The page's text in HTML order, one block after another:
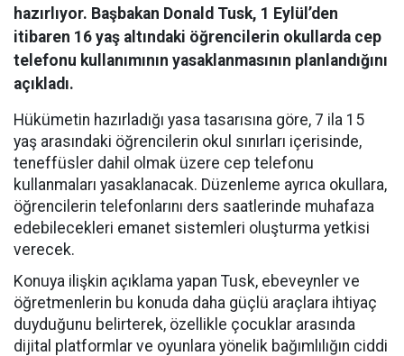
hazırlıyor. Başbakan Donald Tusk, 1 Eylül’den
itibaren 16 yaş altındaki öğrencilerin okullarda cep
telefonu kullanımının yasaklanmasının planlandığını
açıkladı.
Hükümetin hazırladığı yasa tasarısına göre, 7 ila 15
yaş arasındaki öğrencilerin okul sınırları içerisinde,
teneffüsler dahil olmak üzere cep telefonu
kullanmaları yasaklanacak. Düzenleme ayrıca okullara,
öğrencilerin telefonlarını ders saatlerinde muhafaza
edebilecekleri emanet sistemleri oluşturma yetkisi
verecek.
Konuya ilişkin açıklama yapan Tusk, ebeveynler ve
öğretmenlerin bu konuda daha güçlü araçlara ihtiyaç
duyduğunu belirterek, özellikle çocuklar arasında
dijital platformlar ve oyunlara yönelik bağımlılığın ciddi